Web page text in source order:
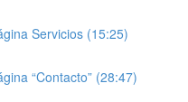
Servicios (15:25)
“Contacto” (28:47)